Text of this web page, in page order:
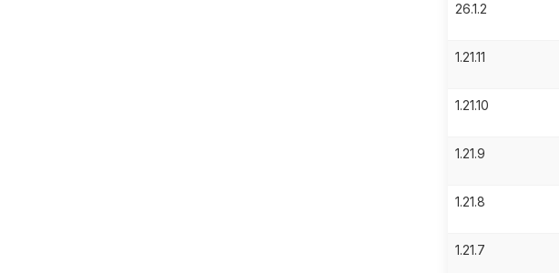
26.1.2
1.21.11
1.21.10
1.21.9
1.21.8
1.21.7